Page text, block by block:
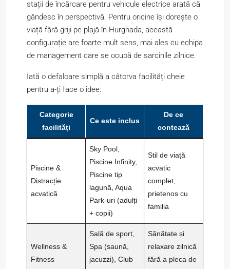
stații de încărcare pentru vehicule electrice arată că
gândesc în perspectivă. Pentru oricine își dorește o
viață fără griji pe plajă în Hurghada, această
configurație are foarte mult sens, mai ales cu echipa
de management care se ocupă de sarcinile zilnice.
Iată o defalcare simplă a câtorva facilități cheie
pentru a-ți face o idee:
Categorie
facilități
Ce este inclus
De ce
contează
Piscine &
Distracție
acvatică
Sky Pool,
Piscine Infinity,
Piscine tip
lagună, Aqua
Park-uri (adulți
+ copii)
Stil de viață
acvatic
complet,
prietenos cu
familia
Wellness &
Fitness
Sală de sport,
Spa (saună,
jacuzzi), Club
Sănătate și
relaxare zilnică
fără a pleca de